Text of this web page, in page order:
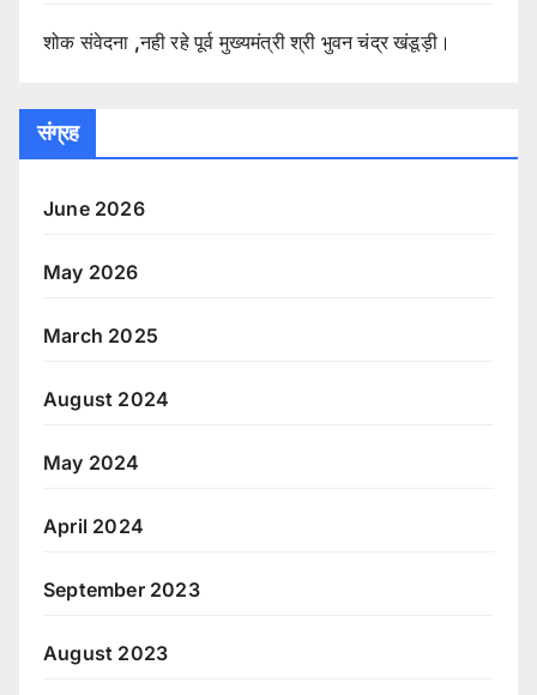
शोक संवेदना ,नही रहे पूर्व मुख्यमंत्री श्री भुवन चंद्र खंडूड़ी।
संग्रह
June 2026
May 2026
March 2025
August 2024
May 2024
April 2024
September 2023
August 2023